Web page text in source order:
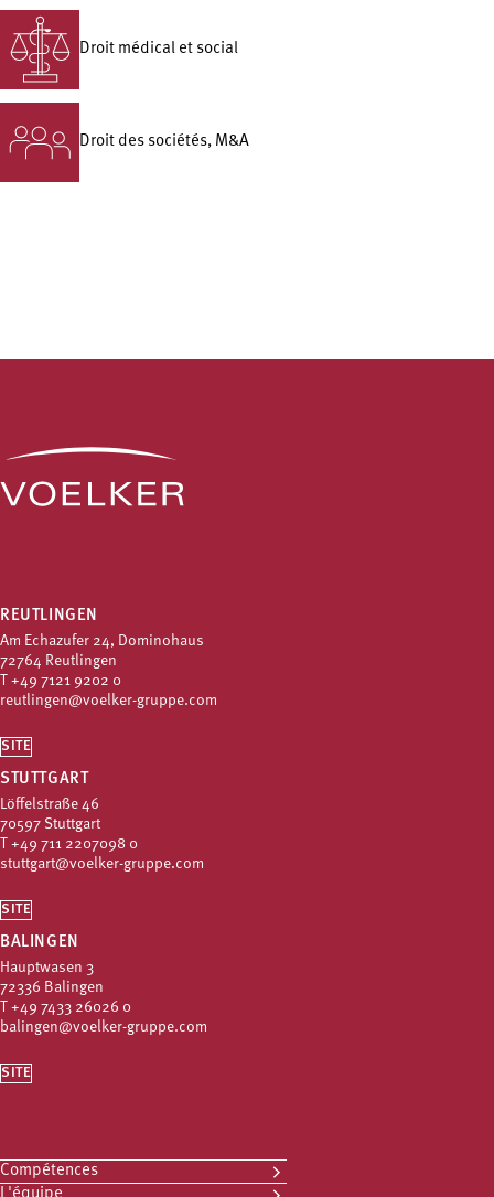
Droit médical et social
Droit des sociétés, M&A
REUTLINGEN
Am Echazufer 24, Dominohaus
72764 Reutlingen
+49 7121 9202 0
reutlingen@voelker-gruppe.com
SITE
STUTTGART
Löffelstraße 46
70597 Stuttgart
+49 711 2207098 0
stuttgart@voelker-gruppe.com
SITE
BALINGEN
Hauptwasen 3
72336 Balingen
+49 7433 26026 0
balingen@voelker-gruppe.com
SITE
Compétences